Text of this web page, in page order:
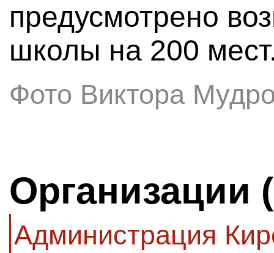
предусмотрено
школы на 200
Фото Виктора
Организации
Администрация